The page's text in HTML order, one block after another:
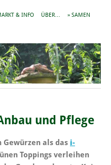
& INFO ÜBER… » SAMEN
und Pflege
als das i-
Toppings verleihen